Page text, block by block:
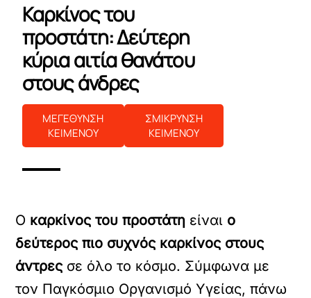
Καρκίνος του
προστάτη: Δεύτερη
κύρια αιτία θανάτου
στους άνδρες
ΜΕΓΕΘΥΝΣΗ
ΚΕΙΜΕΝΟΥ
ΣΜΙΚΡΥΝΣΗ
ΚΕΙΜΕΝΟΥ
Ο καρκίνος του προστάτη είναι ο
δεύτερος πιο συχνός καρκίνος στους
άντρεςσε όλο το κόσμο. Σύμφωνα με
τον Παγκόσμιο Οργανισμό Υγείας, πάνω